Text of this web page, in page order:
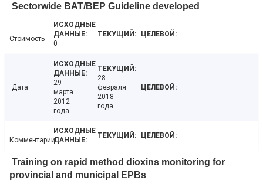
Sectorwide BAT/BEP Guideline developed
Стоимость
0
Дата
29
марта
2012
года
28
февраля
2018
года
Комментарии
Training on rapid method dioxins monitoring for
provincial and municipal EPBs